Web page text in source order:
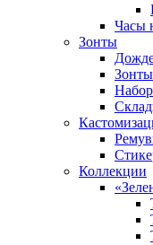
Часы
Зонты
Коллекции